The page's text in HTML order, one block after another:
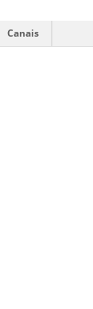
Canais